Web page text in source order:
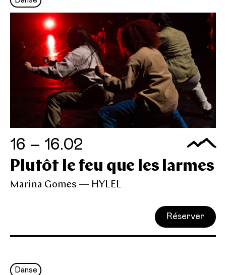
16 – 16.02
Plutôt le feu que les larmes
Marina Gomes — HYLEL
Réserver
Danse